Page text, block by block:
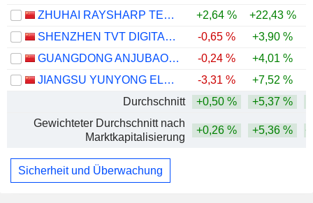
ZHUHAI RAYSHARP TECHNOLOGY CO.,LTD.
+2,64 % +22,43 %
SHENZHEN TVT DIGITAL TECHNOLOGY CO., LTD.
-0,65 % +3,90 %
GUANGDONG ANJUBAO DIGITAL TECHNOLOGY CO., LTD.
-0,24 % +4,01 %
JIANGSU YUNYONG ELECTRONICS AND TECHNOLOGY CO.,LTD
-3,31 % +7,52 %
Durchschnitt
+0,50 % +5,37 %
Gewichteter Durchschnitt nach
Marktkapitalisierung
+0,26 % +5,36 %
Sicherheit und Überwachung